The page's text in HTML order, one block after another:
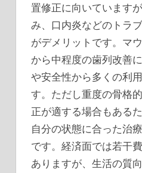
置修正に向いています
み、口内炎などのトラ
がデメリットです。マ
から中程度の歯列改善
や安全性から多くの利
す。ただし重度の骨格
正が適する場合もある
自分の状態に合った治
です。経済面では若干
ありますが、生活の質